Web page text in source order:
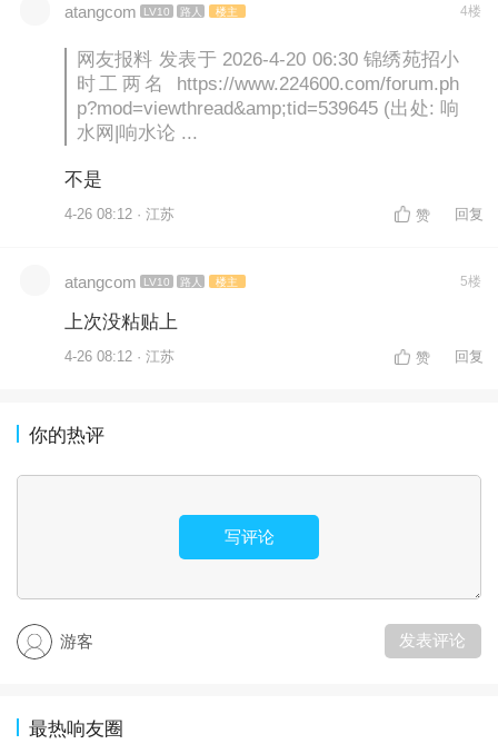
atangcom LV10 路人 楼主 4楼
网友报料 发表于 2026-4-20 06:30 锦绣苑招小
时工两名 https://www.224600.com/forum.ph
p?mod=viewthread&amp;tid=539645 (出处: 响
水网|响水论 ...
不是
4-26 08:12 · 江苏 赞 回复
atangcom LV10 路人 楼主 5楼
上次没粘贴上
4-26 08:12 · 江苏 赞 回复
你的热评
写评论
游客 发表评论
最热响友圈